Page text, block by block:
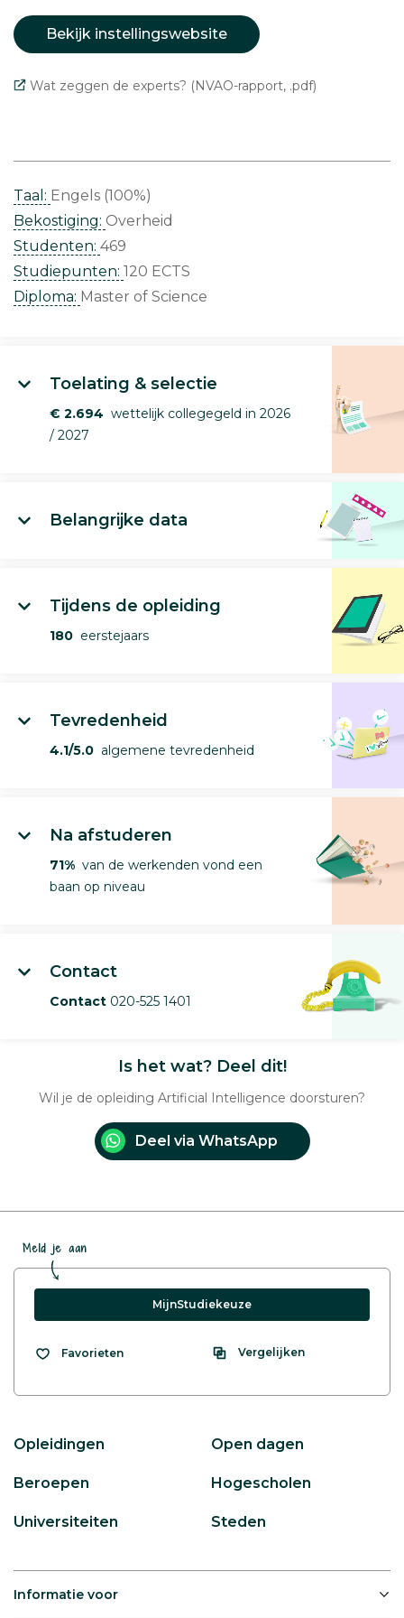
Bekijk instellingswebsite
Wat zeggen de experts? (NVAO-rapport, .pdf)
Taal: Engels (100%)
Bekostiging: Overheid
Studenten: 469
Studiepunten: 120 ECTS
Diploma: Master of Science
Toelating & selectie
€ 2.694 wettelijk collegegeld in 2026
/ 2027
Belangrijke data
Tijdens de opleiding
180 eerstejaars
Tevredenheid
4.1/5.0 algemene tevredenheid
Na afstuderen
71% van de werkenden vond een
baan op niveau
Contact
Contact 020-525 1401
Is het wat? Deel dit!
Wil je de opleiding Artificial Intelligence doorsturen?
Deel via WhatsApp
Meld je aan
MijnStudiekeuze
Favorieten Vergelijken
Opleidingen Open dagen
Beroepen Hogescholen
Universiteiten Steden
Informatie voor